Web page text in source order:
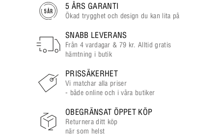
5 ÅRS GARANTI
Ökad trygghet och design du kan lita på
SNABB LEVERANS
Från 4 vardagar & 79 kr. Alltid gratis
hämtning i butik
PRISSÄKERHET
Vi matchar alla priser
- både online och i våra butiker
OBEGRÄNSAT ÖPPET KÖP
Returnera ditt köp
när som helst